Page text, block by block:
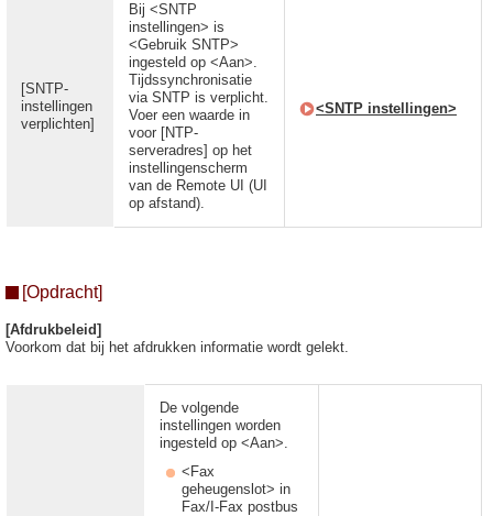
[SNTP-
instellingen
verplichten]
Bij <SNTP
instellingen> is
<Gebruik SNTP>
ingesteld op <Aan>.
Tijdssynchronisatie
via SNTP is verplicht.
Voer een waarde in
voor [NTP-
serveradres] op het
instellingenscherm
van de Remote UI (UI
op afstand).
<SNTP instellingen>
[Opdracht]
[Afdrukbeleid]
Voorkom dat bij het afdrukken informatie wordt gelekt.
De volgende
instellingen worden
ingesteld op <Aan>.
<Fax
geheugenslot> in
Fax/I-Fax postbus